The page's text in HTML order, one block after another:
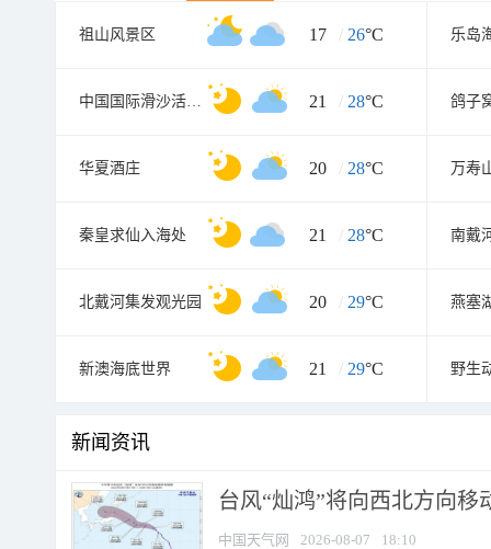
祖山风景区 17 / 26°C 乐岛
中国国际滑沙活动中心 21 / 28°C 鸽子
华夏酒庄 20 / 28°C 万寿
秦皇求仙入海处 21 / 28°C
北戴河集发观光园 20 / 29°C 燕塞
新澳海底世界 21 / 29°C 野生
新闻资讯
台风“灿鸿”将向西北方向移
中国天气网 2026-08-07 18:10